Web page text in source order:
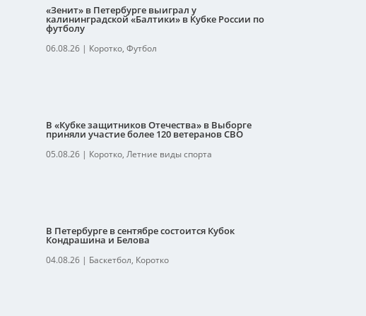
«Зенит» в Петербурге выиграл у
калининградской «Балтики» в Кубке России по
футболу
06.08.26| Коротко, Футбол
В «Кубке защитников Отечества» в Выборге
приняли участие более 120 ветеранов СВО
05.08.26| Коротко, Летние виды спорта
В Петербурге в сентябре состоится Кубок
Кондрашина и Белова
04.08.26| Баскетбол, Коротко